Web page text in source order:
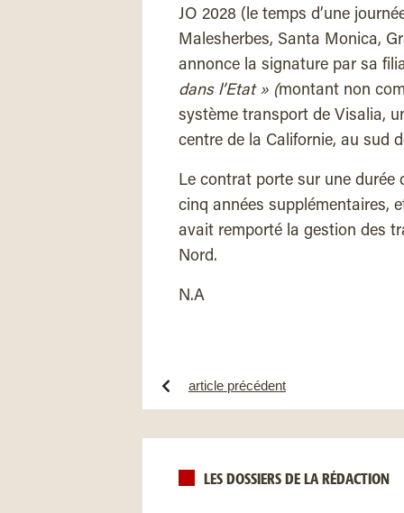
JO 2028 (le temps d’une
Malesherbes, Santa Monica,
annonce la signature par sa
dans l’Etat » (montant non
système transport de Visalia,
centre de la Californie, au sud
Le contrat porte sur une durée
cinq années supplémentaires,
avait remporté la gestion des
Nord.
N.A
article précédent
LES DOSSIERS DE LA RÉDACTION